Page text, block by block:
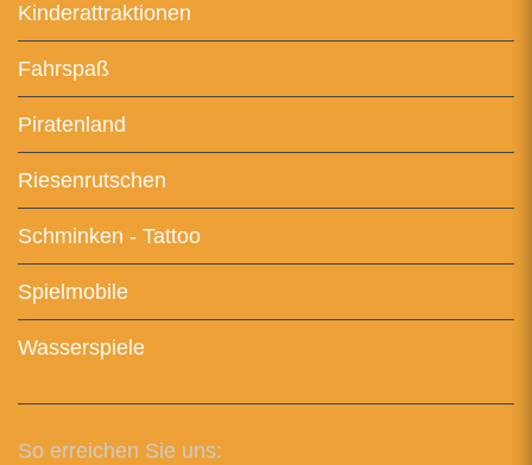
Kinderattraktionen
Fahrspaß
Piratenland
Riesenrutschen
Schminken - Tattoo
Spielmobile
Wasserspiele
So erreichen Sie uns: